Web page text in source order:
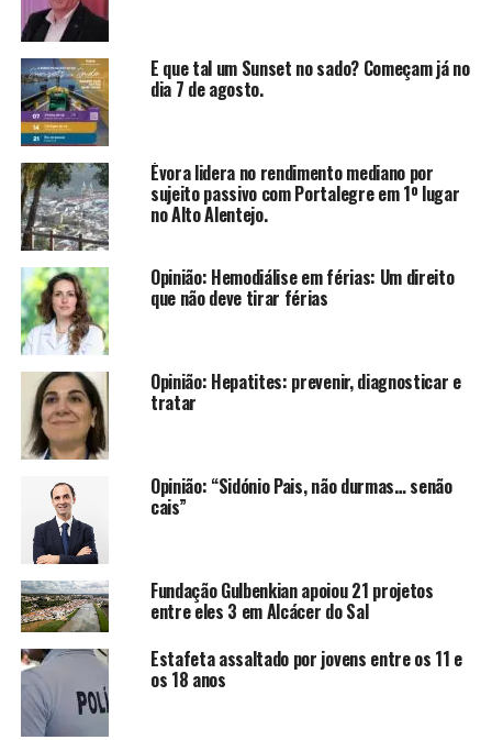
E que tal um Sunset no sado? Começam já no
dia 7 de agosto.
Évora lidera no rendimento mediano por
sujeito passivo com Portalegre em 1º lugar
no Alto Alentejo.
Opinião: Hemodiálise em férias: Um direito
que não deve tirar férias
Opinião: Hepatites: prevenir, diagnosticar e
tratar
Opinião: “Sidónio Pais, não durmas… senão
cais”
Fundação Gulbenkian apoiou 21 projetos
entre eles 3 em Alcácer do Sal
Estafeta assaltado por jovens entre os 11 e
os 18 anos